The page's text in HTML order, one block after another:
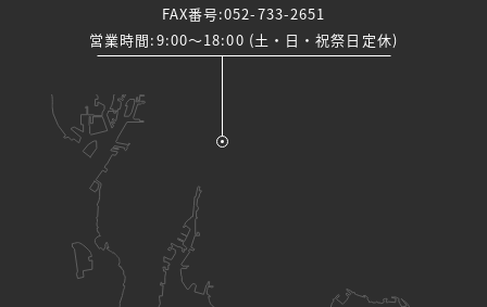
FAX番号:052-733-2651
営業時間:9:00～18:00 (土・日・祝祭日定休)